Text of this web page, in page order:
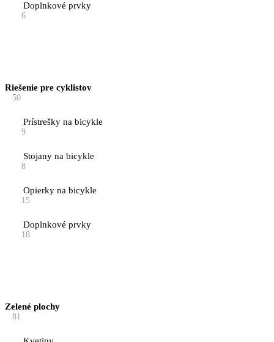
Doplnkové prvky
6
Riešenie pre cyklistov
50
Prístrešky na bicykle
9
Stojany na bicykle
8
Opierky na bicykle
15
Doplnkové prvky
18
Zelené plochy
81